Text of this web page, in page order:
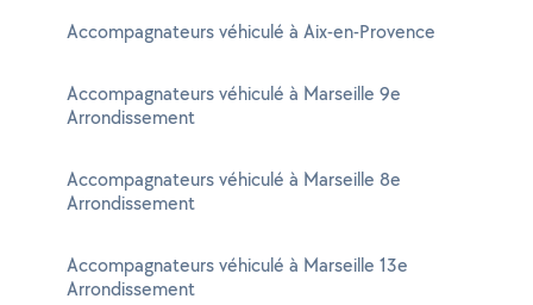
Accompagnateurs véhiculé à Aix-en-Provence
Accompagnateurs véhiculé à Marseille 9e
Arrondissement
Accompagnateurs véhiculé à Marseille 8e
Arrondissement
Accompagnateurs véhiculé à Marseille 13e
Arrondissement